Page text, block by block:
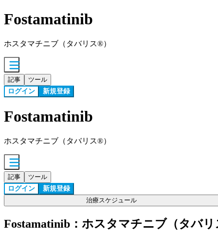
Fostamatinib
ホスタマチニブ（タバリス®）
記事 ツール
ログイン 新規登録
Fostamatinib
ホスタマチニブ（タバリス®）
記事 ツール
ログイン 新規登録
治療スケジュール
Fostamatinib：ホスタマチニブ（タバ